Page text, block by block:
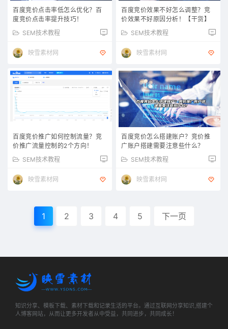
百度竞价点击率低怎么优化？百
度竞价点击率提升技巧！
SEM技术教程
映雪素材网
百度竞价效果不好怎么调整？竞
价效果不好原因分析！【干货】
SEM技术教程
映雪素材网
百度竞价推广如何控制流量？竞
价推广流量控制的2个方向！
SEM技术教程
映雪素材网
百度竞价怎么搭建账户？竞价推
广账户搭建需要注意些什么？
SEM技术教程
映雪素材网
1 2 3 4 5 下一页
知识分享、模板下载、素材下载和记录生活的平台。通过互联网分享知识,搭建个
人博客网站，从而让更多开发者从中受益，共同进步，共同成长！